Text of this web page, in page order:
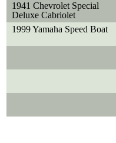
1941 Chevrolet Special
Deluxe Cabriolet
1999 Yamaha Speed Boat